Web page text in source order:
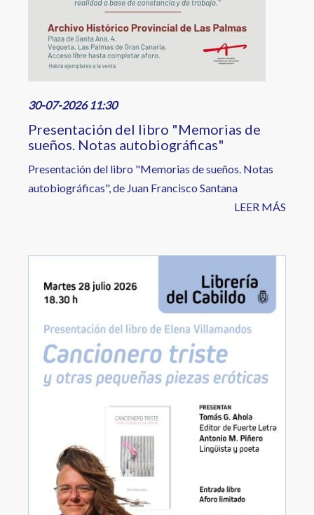
30-07-2026 11:30
Presentación del libro "Memorias de
sueños. Notas autobiográficas"
Presentación del libro "Memorias de sueños. Notas
autobiográficas", de Juan Francisco Santana
LEER MÁS